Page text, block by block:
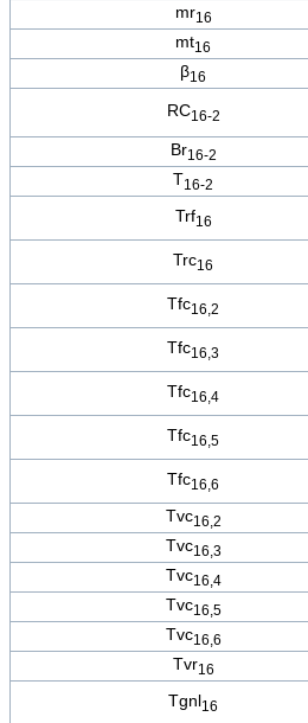
mr16
mt16
β16
RC16-2
Br16-2
T16-2
Trf16
Trc16
Tfc16,2
Tfc16,3
Tfc16,4
Tfc16,5
Tfc16,6
Tvc16,2
Tvc16,3
Tvc16,4
Tvc16,5
Tvc16,6
Tvr16
Tgnl16